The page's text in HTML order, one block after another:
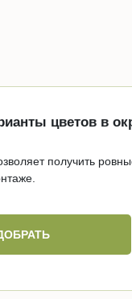
цветов в
получить